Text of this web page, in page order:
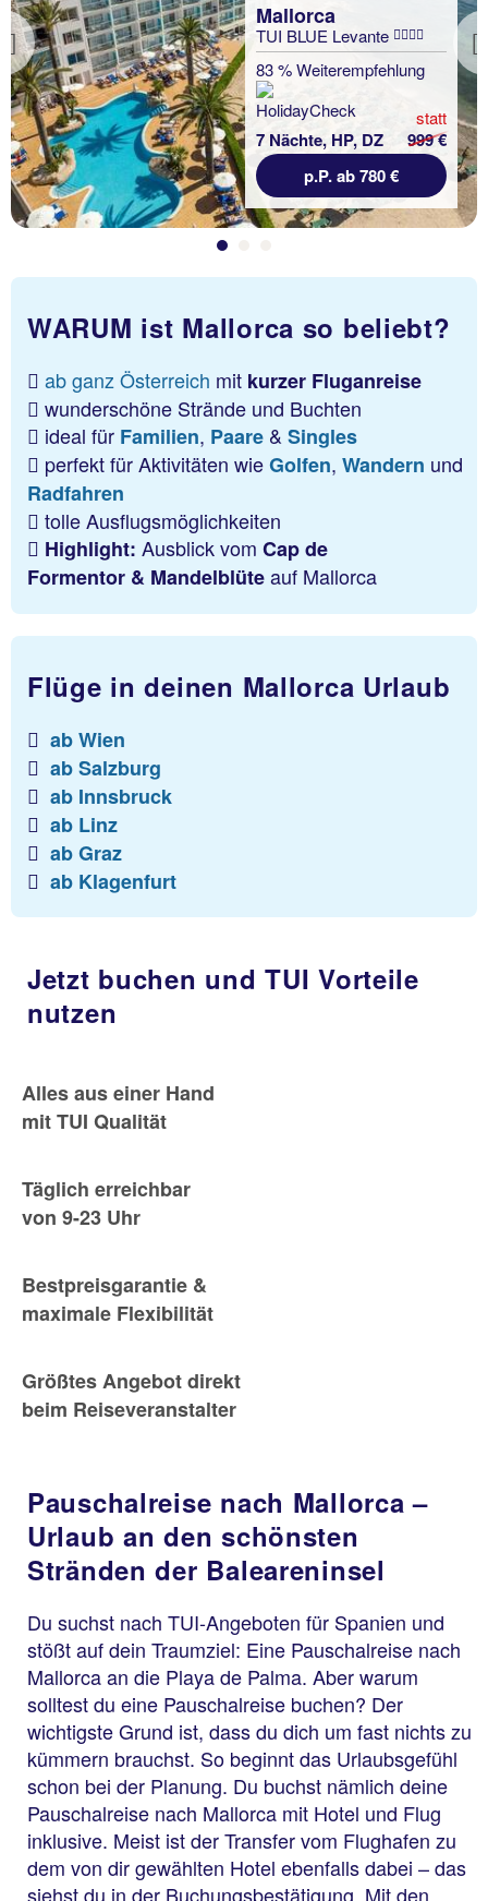
Previous
Mallorca
TUI BLUE Levante
83 % Weiterempfehlung
7 Nächte, HP, DZ
statt
999 €
p.P. ab 780 €
WARUM ist Mallorca so beliebt?
ab ganz Österreich mit kurzer Fluganreise
wunderschöne Strände und Buchten
ideal für Familien, Paare &Singles
perfekt für Aktivitäten wieGolfen, Wandern und
Radfahren
tolle Ausflugsmöglichkeiten
Highlight: Ausblick vom Cap de
Formentor & Mandelblüteauf Mallorca
Flüge in deinen Mallorca Urlaub
ab Wien
ab Salzburg
ab Innsbruck
ab Linz
ab Graz
ab Klagenfurt
Jetzt buchen und TUI Vorteile
nutzen
Alles aus einer Hand
mit TUI Qualität
Täglich erreichbar
von 9-23 Uhr
Bestpreisgarantie &
maximale Flexibilität
Größtes Angebot direkt
beim Reiseveranstalter
Pauschalreise nach Mallorca –
Urlaub an den schönsten
Stränden der Baleareninsel
Du suchst nach TUI-Angeboten für Spanien und
stößt auf dein Traumziel: Eine Pauschalreise nach
Mallorca an die Playa de Palma. Aber warum
solltest du eine Pauschalreise buchen? Der
wichtigste Grund ist, dass du dich um fast nichts zu
kümmern brauchst. So beginnt das Urlaubsgefühl
schon bei der Planung. Du buchst nämlich deine
Pauschalreise nach Mallorca mit Hotel und Flug
inklusive. Meist ist der Transfer vom Flughafen zu
dem von dir gewählten Hotel ebenfalls dabei – das
siehst du in der Buchungsbestätigung. Mit den